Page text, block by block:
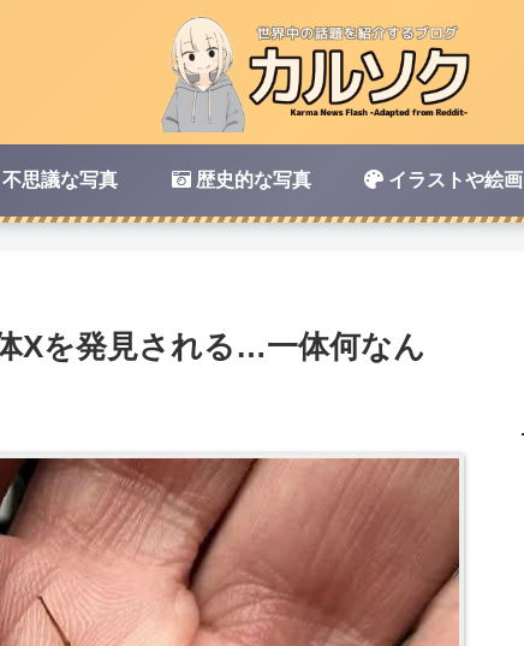
思議な写真 歴史的な写真 イラストや絵画
Xを発見される…一体何なん